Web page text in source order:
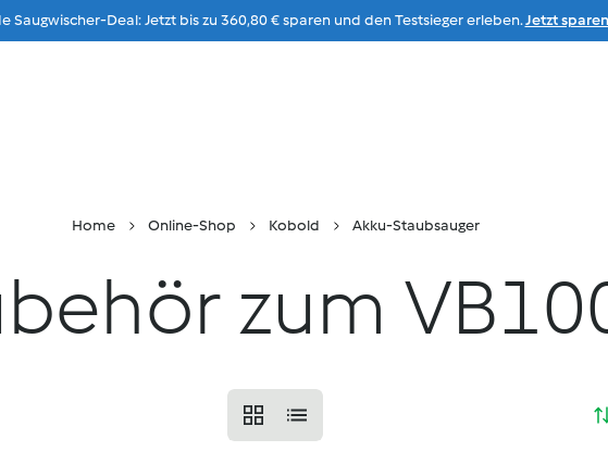
Zum Inhalt
Saugwischer-Deal: Jetzt bis zu 360,80 € sparen und den Testsieger erleben.Jetzt
Home Online-Shop Kobold Akku-Staubsauger
zum